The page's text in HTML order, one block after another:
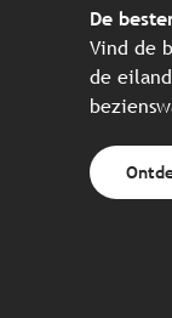
De
Vind de
de